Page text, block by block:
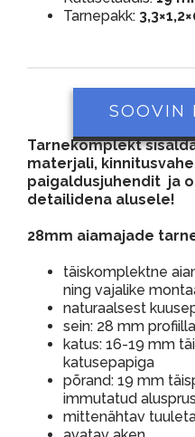
Tarnepakk:
SOOVIN
Tarnekomplekt
materjali,
paigaldusjuhendit ja
detailidena alusele!
28mm aiamajade
täiskomplektne
ning vajalike
naturaalsest
sein: 28 mm
katus: 16-19 mm
katusepapiga
põrand: 19 mm
immutatud
mittenähtav